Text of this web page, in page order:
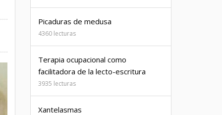
Picaduras de medusa
4360 lecturas
Terapia ocupacional como
facilitadora de la lecto-escritura
3935 lecturas
Xantelasmas